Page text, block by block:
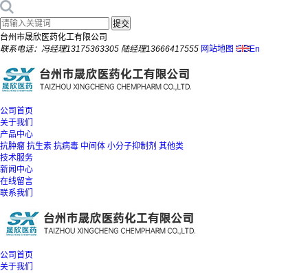
台州市晟欣医药化工有限公司
联系电话：冯经理13175363305 陆经理13666417555 网站地图 En
公司首页
关于我们
产品中心
抗肿瘤 抗生素 抗病毒 中间体 小分子抑制剂 其他类
技术服务
新闻中心
在线留言
联系我们
公司首页
关于我们